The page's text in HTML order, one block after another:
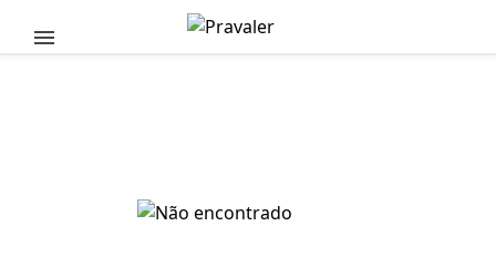
Pular para o conteúdo principal